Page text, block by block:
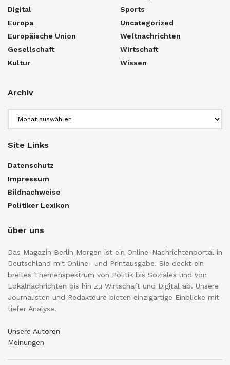
Digital
Europa
Europäische Union
Gesellschaft
Kultur
Sports
Uncategorized
Weltnachrichten
Wirtschaft
Wissen
Archiv
Site Links
Datenschutz
Impressum
Bildnachweise
Politiker Lexikon
über uns
Das Magazin Berlin Morgen ist ein Online-Nachrichtenportal in
Deutschland mit Online- und Printausgabe. Sie deckt ein
breites Themenspektrum von Politik bis Soziales und von
Lokalnachrichten bis hin zu Wirtschaft und Digital ab. Unsere
Journalisten und Redakteure bieten einzigartige Einblicke mit
tiefer Analyse.
Unsere Autoren
Meinungen